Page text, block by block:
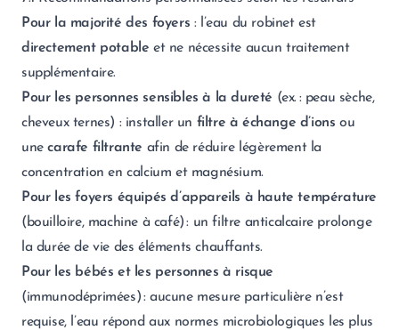
Pour la majorité des foyers : l’eau du robinet est
directement potable et ne nécessite aucun traitement
supplémentaire.
Pour les personnes sensibles à la dureté (ex. : peau sèche,
cheveux ternes) : installer un filtre à échange d’ions ou
unecarafe filtrante afin de réduire légèrement la
concentration en calcium et magnésium.
Pour les foyers équipés d’appareils à haute température
(bouilloire, machine à café) : un filtre anticalcaire prolonge
la durée de vie des éléments chauffants.
Pour les bébés et les personnes à risque
(immunodéprimées) : aucune mesure particulière n’est
requise, l’eau répond aux normes microbiologiques les plus